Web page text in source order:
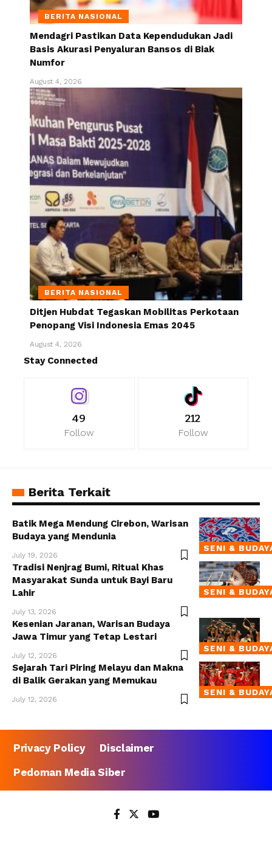
BERITA NASIONAL
Mendagri Pastikan Data Kependudukan Jadi
Basis Akurasi Penyaluran Bansos di Biak
Numfor
August 4, 2026
BERITA NASIONAL
Ditjen Hubdat Tegaskan Mobilitas Perkotaan
Penopang Visi Indonesia Emas 2045
August 4, 2026
Stay Connected
49
Follow
212
Follow
Berita Terkait
SENI &
Batik Mega Mendung Cirebon, Warisan
Budaya yang Mendunia
July 19, 2026
SENI &
Tradisi Nenjrag Bumi, Ritual Khas
Masyarakat Sunda untuk Bayi Baru
Lahir
July 13, 2026
SENI &
Kesenian Jaranan, Warisan Budaya
Jawa Timur yang Tetap Lestari
July 12, 2026
SENI &
Sejarah Tari Piring Melayu dan Makna
di Balik Gerakan yang Memukau
July 12, 2026
Privacy Policy
Disclaimer
Pedoman Media Siber